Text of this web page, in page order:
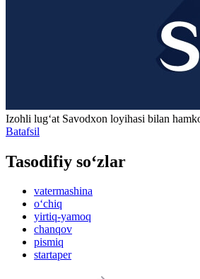
Izohli lugʻat Savodxon loyihasi bilan
Batafsil
Tasodifiy so‘zlar
vatermashina
o‘chiq
yirtiq-yamoq
chanqov
pismiq
startaper